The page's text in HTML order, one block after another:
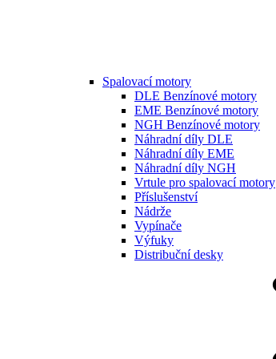
Spalovací motory
DLE Benzínové motory
EME Benzínové motory
NGH Benzínové motory
Náhradní díly DLE
Náhradní díly EME
Náhradní díly NGH
Vrtule pro spalovací motory
Příslušenství
Nádrže
Vypínače
Výfuky
Distribuční desky